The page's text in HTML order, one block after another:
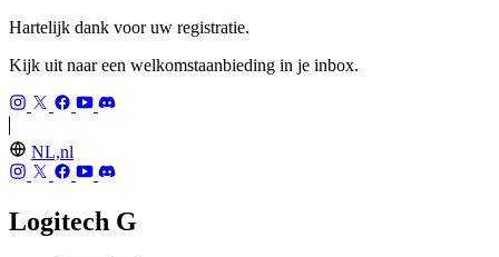
Hartelijk dank voor uw registratie.
Kijk uit naar een welkomstaanbieding in je inbox.
NL,nl
Logitech G